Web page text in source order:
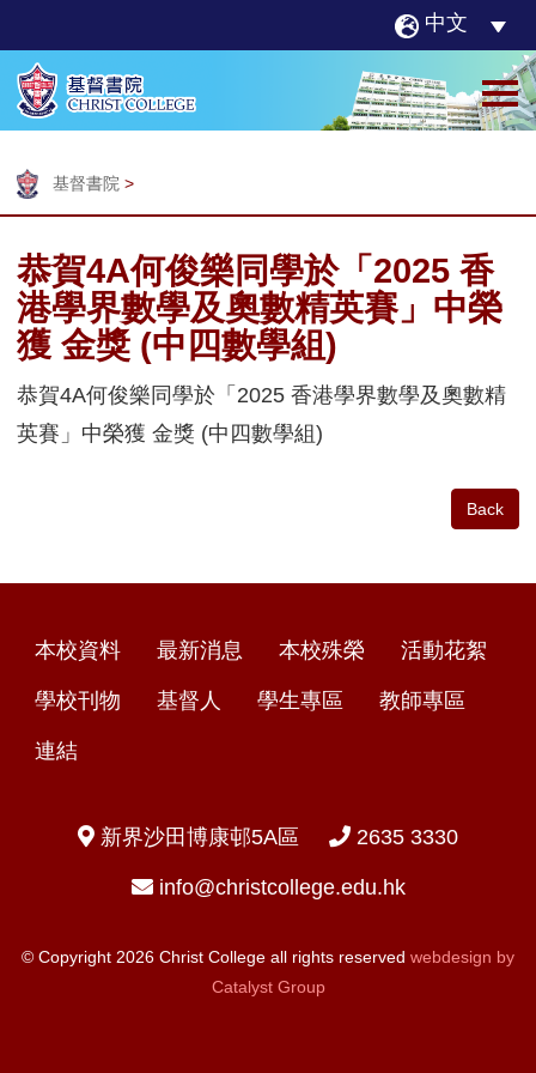
中文
基督書院 >
恭賀4A何俊樂同學於「2025 香
港學界數學及奧數精英賽」中榮
獲 金獎 (中四數學組)
恭賀4A何俊樂同學於「2025 香港學界數學及奧數精
英賽」中榮獲 金獎 (中四數學組)
Back
本校資料 最新消息 本校殊榮 活動花絮
學校刊物 基督人 學生專區 教師專區
連結
新界沙田博康邨5A區 2635 3330
info@christcollege.edu.hk
© Copyright 2026 Christ College all rights reserved webdesign by
Catalyst Group